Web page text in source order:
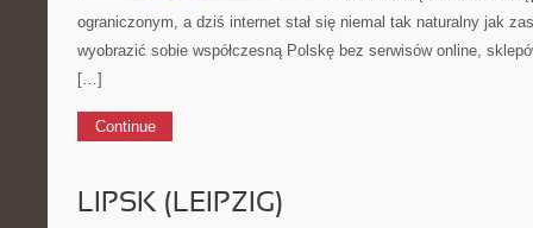
ograniczonym, a dziś internet stał się niemal tak naturalny jak
wyobrazić sobie współczesną Polskę bez serwisów online,
[…]
Continue
LIPSK (LEIPZIG)